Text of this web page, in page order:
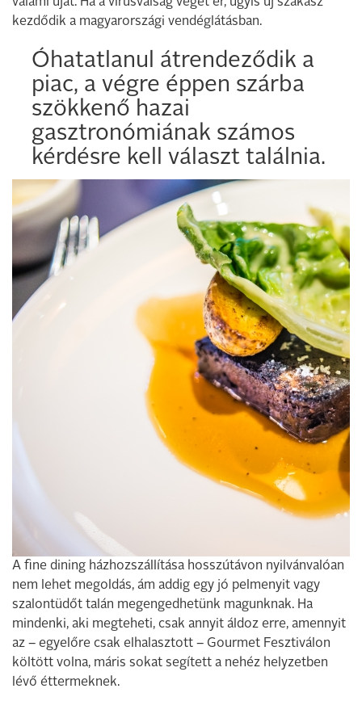
kezdődik a magyarországi vendéglátásban.
Óhatatlanul átrendeződik a
piac, a végre éppen szárba
szökkenő hazai
gasztronómiának számos
kérdésre kell választ találnia.
A fine dining házhozszállítása hosszútávon nyilvánvalóan
nem lehet megoldás, ám addig egy jó pelmenyit vagy
szalontüdőt talán megengedhetünk magunknak. Ha
mindenki, aki megteheti, csak annyit áldoz erre, amennyit
az – egyelőre csak elhalasztott – Gourmet Fesztiválon
költött volna, máris sokat segített a nehéz helyzetben
lévő éttermeknek.